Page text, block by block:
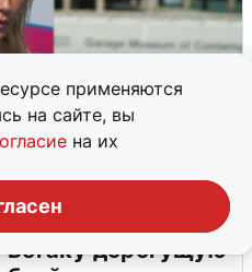
применяются
на сайте, вы
на их
Ивлеева
дорогущую